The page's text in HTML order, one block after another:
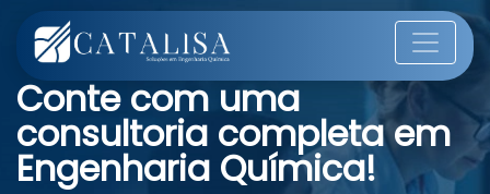
Conte com uma
consultoria completa em
Engenharia Química!